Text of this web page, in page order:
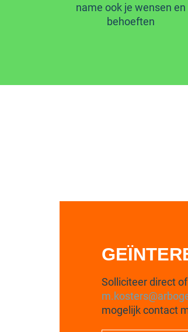
name ook je wensen en
behoeften
Solliciteer direct
mogelijk contact